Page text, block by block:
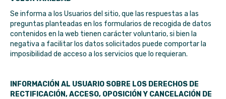
Se informa a los Usuarios del sitio, que las respuestas a las
preguntas planteadas en los formularios de recogida de datos
contenidos en la web tienen carácter voluntario, si bien la
negativa a facilitar los datos solicitados puede comportar la
imposibilidad de acceso a los servicios que lo requieran.
INFORMACIÓN AL USUARIO SOBRE LOS DERECHOS DE
RECTIFICACIÓN, ACCESO, OPOSICIÓN Y CANCELACIÓN DE